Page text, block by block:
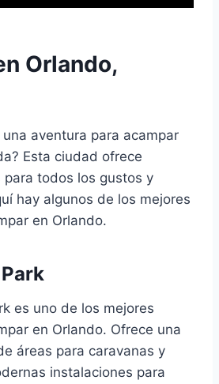
Orlando,
aventura para acampar
Esta ciudad ofrece
para todos los gustos y
hay algunos de los mejores
en Orlando.
es uno de los mejores
en Orlando. Ofrece una
áreas para caravanas y
instalaciones para